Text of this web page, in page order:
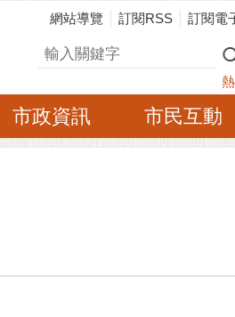
網站導覽 訂閱RSS 訂閱電
搜尋
市政資訊 市民互動